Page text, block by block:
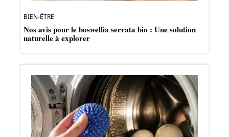
BIEN-ÊTRE
Nos avis pour le boswellia serrata bio : Une solution
naturelle à explorer